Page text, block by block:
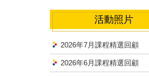
活動照片
2026年7月課程精選回顧
2026年6月課程精選回顧